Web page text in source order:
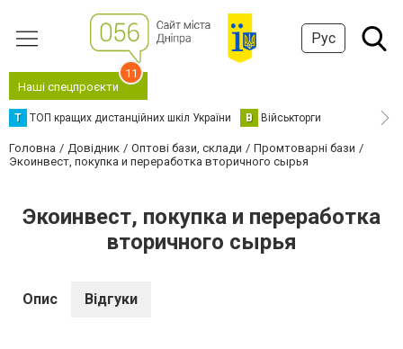
Рус
Наші спецпроєкти
11
Т ТОП кращих дистанційних шкіл України В Військторги
Головна Довідник Оптові бази, склади
Промтоварні бази
Экоинвест, покупка и переработка вторичного сырья
Экоинвест, покупка и переработка
вторичного сырья
Опис Відгуки